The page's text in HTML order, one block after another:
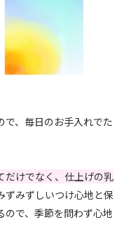
で、毎日のお手入れでた
だけでなく、仕上げの乳
ずみずしいつけ心地と保
ので、季節を問わず心地